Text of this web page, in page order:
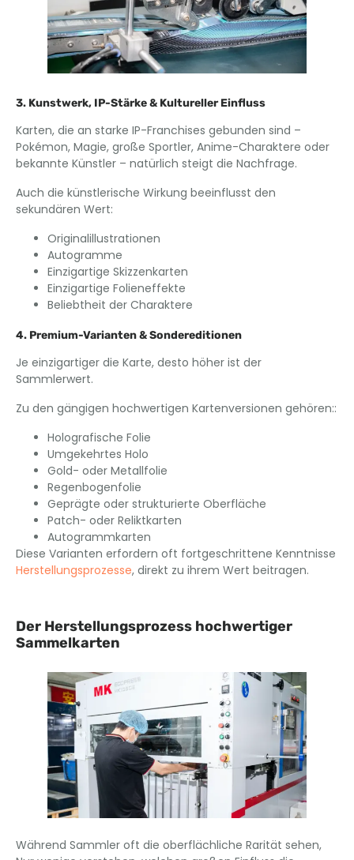
3. Kunstwerk, IP-Stärke & Kultureller Einfluss
Karten, die an starke IP-Franchises gebunden sind –
Pokémon, Magie, große Sportler, Anime-Charaktere oder
bekannte Künstler – natürlich steigt die Nachfrage.
Auch die künstlerische Wirkung beeinflusst den
sekundären Wert:
Originalillustrationen
Autogramme
Einzigartige Skizzenkarten
Einzigartige Folieneffekte
Beliebtheit der Charaktere
4. Premium-Varianten & Sondereditionen
Je einzigartiger die Karte, desto höher ist der
Sammlerwert.
Zu den gängigen hochwertigen Kartenversionen gehören::
Holografische Folie
Umgekehrtes Holo
Gold- oder Metallfolie
Regenbogenfolie
Geprägte oder strukturierte Oberfläche
Patch- oder Reliktkarten
Autogrammkarten
Diese Varianten erfordern oft fortgeschrittene Kenntnisse
Herstellungsprozesse, direkt zu ihrem Wert beitragen.
Der Herstellungsprozess hochwertiger
Sammelkarten
Während Sammler oft die oberflächliche Rarität sehen,